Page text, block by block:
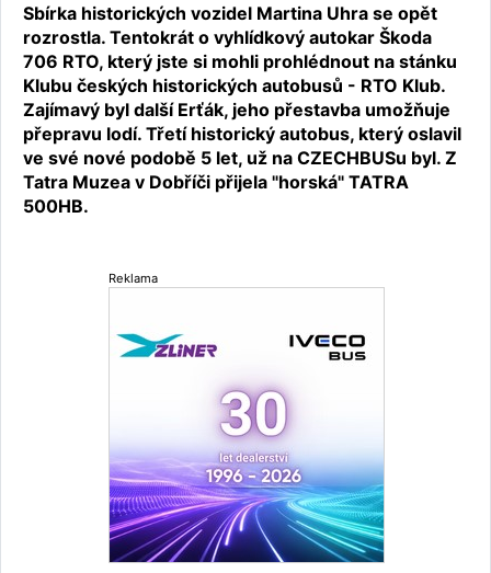
Sbírka historických vozidel Martina Uhra se opět
rozrostla. Tentokrát o vyhlídkový autokar Škoda
706 RTO, který jste si mohli prohlédnout na stánku
Klubu českých historických autobusů - RTO Klub.
Zajímavý byl další Erťák, jeho přestavba umožňuje
přepravu lodí. Třetí historický autobus, který oslavil
ve své nové podobě 5 let, už na CZECHBUSu byl. Z
Tatra Muzea v Dobříči přijela "horská" TATRA
500HB.
Reklama